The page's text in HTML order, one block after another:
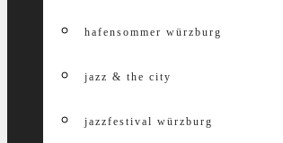
hafensommer würzburg
jazz & the city
jazzfestival würzburg